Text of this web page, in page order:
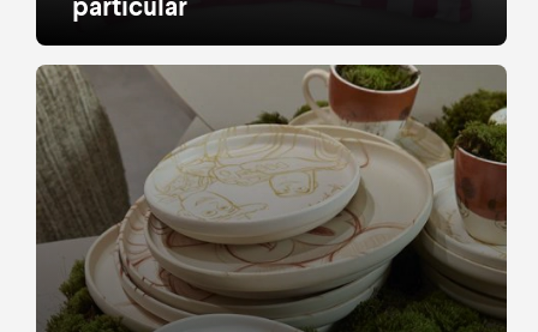
Descubra os produtos que trarão ainda mais
charme e cor para cada cantinho do lar
leia mais